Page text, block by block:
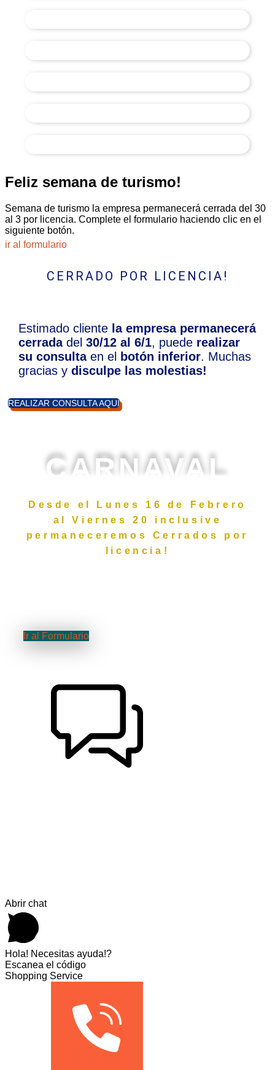
Feliz semana de turismo!
Semana de turismo la empresa permanecerá cerrada del 30
al 3 por licencia. Complete el formulario haciendo clic en el
siguiente botón.
ir al formulario
CERRADO POR LICENCIA!
Estimado cliente la empresa permanecerá
cerradadel 30/12 al 6/1, puede realizar
su consultaen el botón inferior. Muchas
gracias y disculpe las molestias!
REALIZAR CONSULTA AQUÍ
CARNAVAL
Desde el Lunes 16 de Febrero
al Viernes 20 inclusive
permaneceremos Cerrados por
licencia!
Ir al Formulario
Abrir chat
Hola! Necesitas ayuda!?
Escanea el código
Shopping Service